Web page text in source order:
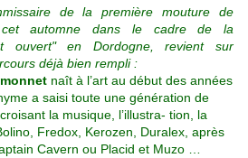
de la première mouture de
cet automne dans le cadre de la
ouvert" en Dordogne, revient sur
déjà bien rempli :
naît à l’art au début des années
a saisi toute une génération de
la musique, l’illustra- tion, la
Fredox, Kerozen, Duralex, après
Cavern ou Placid et Muzo …